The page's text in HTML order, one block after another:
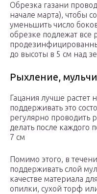
Обрезка газани
начале марта), чтобы
уменьшить число
обрезке подлежат все
до высоты в 5 см над
Рыхление,
Гацания лучше растет
поддерживать это
регулярно проводить
делать после каждого
7 см
Помимо этого, в
поддерживать слой
качестве материала
опилки, сухой торф